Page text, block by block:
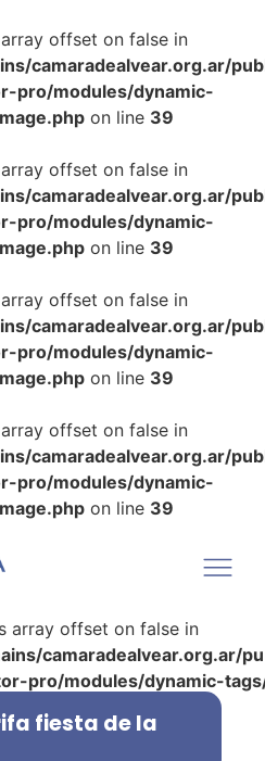
offset on false in
camaradealvear.org.ar/
pro/modules/dynamic-
on line 39
offset on false in
camaradealvear.org.ar/
pro/modules/dynamic-
on line 39
offset on false in
camaradealvear.org.ar/
pro/modules/dynamic-
on line 39
offset on false in
camaradealvear.org.ar/
pro/modules/dynamic-
on line 39
array offset on false in
camaradealvear.org.ar/
pro/modules/dynamic-
fiesta de la